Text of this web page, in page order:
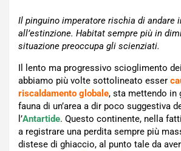
Il pinguino imperatore rischia di andare
all’estinzione. Habitat sempre più in
situazione preoccupa gli scienziati.
Il lento ma progressivo scioglimento
abbiamo più volte sottolineato esser
riscaldamento globale, sta mettendo in
fauna di un’area a dir poco suggestiva
l’Antartide. Questo continente, nella
a registrare una perdita sempre più
distese di ghiaccio, al punto tale da